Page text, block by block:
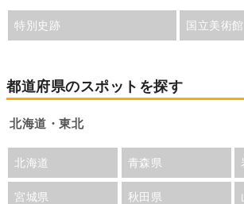
特別史跡 国立美術館
都道府県のスポットを探す
北海道・東北
北海道 青森県
宮城県 秋田県